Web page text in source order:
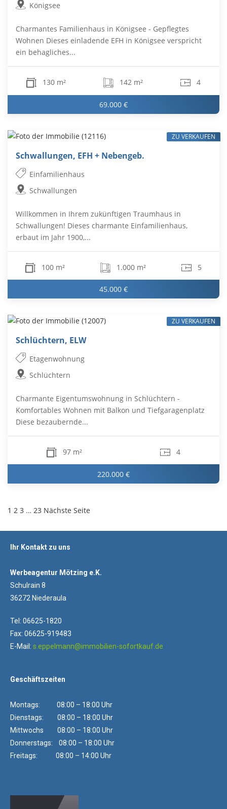
Königsee
Charmantes Familienhaus in Königsee - Gepflegtes
Wohnen Dieses einladende EFH in Königsee verspricht
ein behagliches...
130 m² 142 m² 4
69.000 €
Schwallungen, EFH + Nebengeb.
Einfamilienhaus
Schwallungen
Willkommen in Ihrem zukünftigen Traumhaus in
Schwallungen! Dieses charmante Einfamilienhaus,
erbaut im Jahr 1900,...
100 m² 1.000 m² 5
45.000 €
ZU VERKAUFEN
Schlüchtern, ELW
Etagenwohnung
Schlüchtern
Charmante Eigentumswohnung in Schlüchtern -
Komfortables Wohnen mit Balkon und Tiefgaragenplatz
Diese bezaubernde...
97 m² 4
220.000 €
ZU VERKAUFEN
1 2 3 … 23 Nächste Seite
Ihr Kontakt zu uns
Werbeagentur Mötzing e.K.
Schulrain 8
36272 Niederaula
Tel: 06625-1820
Fax: 06625-919483
E-Mail: s.eppelmann@immobilien-sofortkauf.de
Geschäftszeiten
Montags: 08:00 – 18:00 Uhr
Dienstags: 08:00 – 18:00 Uhr
Mittwochs 08:00 – 18:00 Uhr
Donnerstags: 08:00 – 18:00 Uhr
Freitags: 08:00 – 14:00 Uhr